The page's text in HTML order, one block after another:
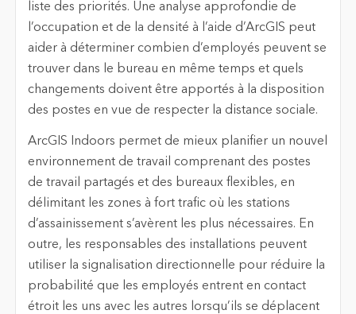
liste des priorités. Une analyse approfondie de
l’occupation et de la densité à l’aide d’ArcGIS peut
aider à déterminer combien d’employés peuvent se
trouver dans le bureau en même temps et quels
changements doivent être apportés à la disposition
des postes en vue de respecter la distance sociale.
ArcGIS Indoors permet de mieux planifier un nouvel
environnement de travail comprenant des postes
de travail partagés et des bureaux flexibles, en
délimitant les zones à fort trafic où les stations
d’assainissement s’avèrent les plus nécessaires. En
outre, les responsables des installations peuvent
utiliser la signalisation directionnelle pour réduire la
probabilité que les employés entrent en contact
étroit les uns avec les autres lorsqu’ils se déplacent